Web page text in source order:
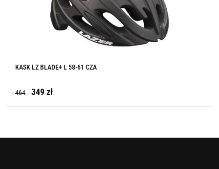
KASK LZ BLADE+ L 58-61 CZA
464 349 zł